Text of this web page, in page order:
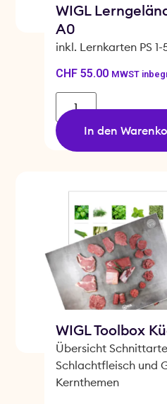
WIGL
A0
inkl. Lernkarten PS 1-
CHF55.00 MWST
In den
WIGL Toolbox
Übersicht
Schlachtfleisch und
Kernthemen